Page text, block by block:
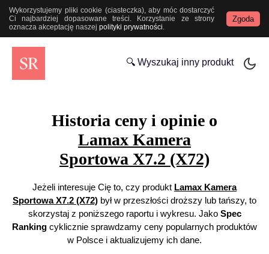
Wykorzystujemy pliki cookie (ciasteczka), aby móc dostarczyć
Ci najbardziej dopasowane treści. Korzystanie ze strony
oznacza akceptację naszej polityki prywatności.
Zgoda
🔍 Wyszukaj inny produkt
Historia ceny i opinie o
Lamax Kamera
Sportowa X7.2 (X72)
Jeżeli interesuje Cię to, czy produkt Lamax Kamera
Sportowa X7.2 (X72) był w przeszłości droższy lub tańszy, to
skorzystaj z poniższego raportu i wykresu. Jako Spec
Ranking cyklicznie sprawdzamy ceny popularnych produktów
w Polsce i aktualizujemy ich dane.